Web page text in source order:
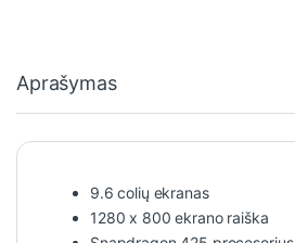
Aprašymas
9.6 colių ekranas
1280 x 800 ekrano raiška